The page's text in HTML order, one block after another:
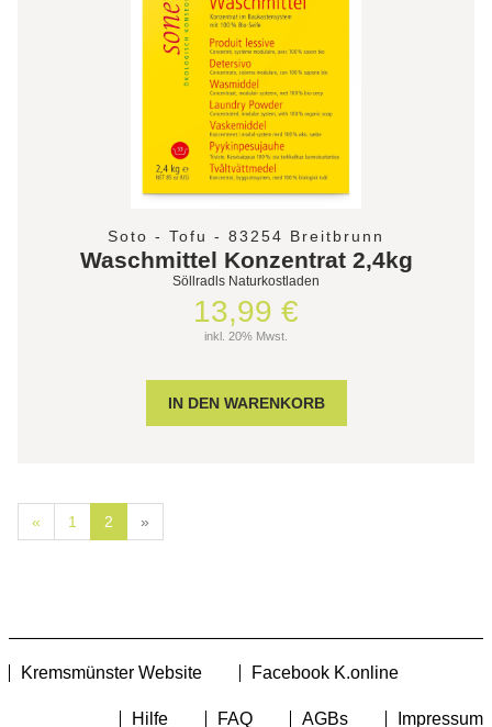
Soto - Tofu - 83254 Breitbrunn
Waschmittel Konzentrat 2,4kg
Söllradls Naturkostladen
13,99 €
inkl. 20% Mwst.
« 1 2 »
Kremsmünster Website Facebook K.online
Hilfe FAQ AGBs Impressum